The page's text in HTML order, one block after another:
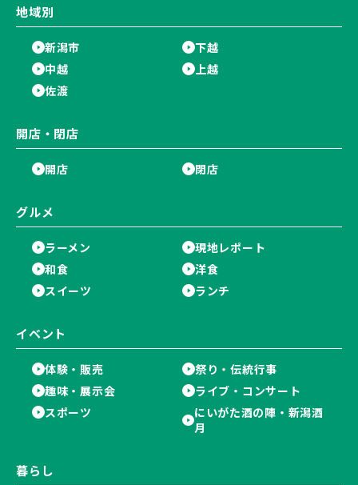
地域別
新潟市
下越
中越
上越
佐渡
開店・閉店
開店 閉店
グルメ
ラーメン
現地レポート
和食
洋食
スイーツ
ランチ
イベント
体験・販売
祭り・伝統行事
趣味・展示会
ライブ・コンサート
スポーツ
にいがた酒の陣・新潟酒
月
暮らし